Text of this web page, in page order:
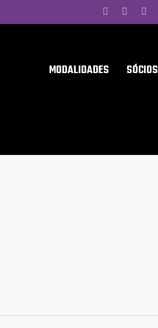
MODALIDADES SÓCIOS